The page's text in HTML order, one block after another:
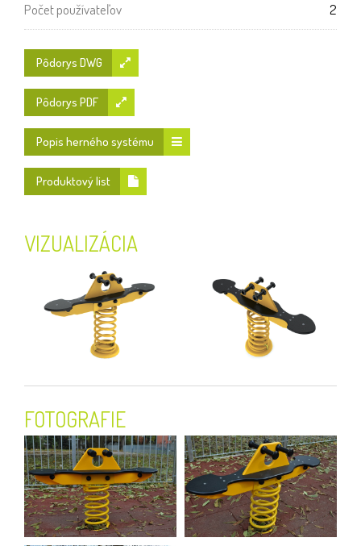
Počet používateľov 2
Pôdorys DWG
Pôdorys PDF
Popis herného systému
Produktový list
VIZUALIZÁCIA
FOTOGRAFIE